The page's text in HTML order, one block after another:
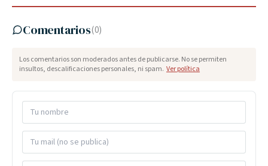
Comentarios(0)
Los comentarios son moderados antes de publicarse. No se permiten
insultos, descalificaciones personales, ni spam. Ver política